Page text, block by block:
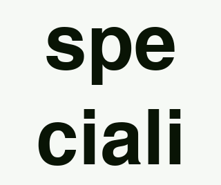
spe
ciali